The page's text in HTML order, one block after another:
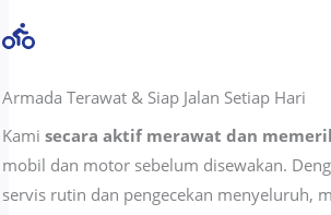
Armada Terawat & Siap Jalan Setiap Hari
Kamisecara aktif merawat dan
mobil dan motor sebelum disewakan.
servis rutin dan pengecekan menyeluruh,